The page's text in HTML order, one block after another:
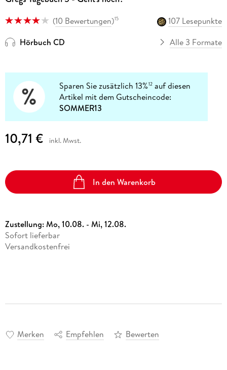
(10 Bewertungen)15
107 Lesepunkte
Hörbuch CD
Alle 3 Formate
Sparen Sie zusätzlich 13%12 auf diesen
Artikel mit dem Gutscheincode:
SOMMER13
10,71 € inkl. Mwst.
In den Warenkorb
Zustellung:Mo, 10.08. - Mi, 12.08.
Sofort lieferbar
Versandkostenfrei
Merken Empfehlen Bewerten